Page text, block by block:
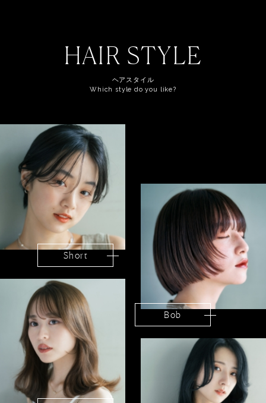
HAIR STYLE
ヘアスタイル
Which style do you like?
Short
Bob